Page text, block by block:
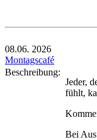
08.06. 2026
Montagscafé
Beschreibung:
Jeder,
fühlt,
Bei